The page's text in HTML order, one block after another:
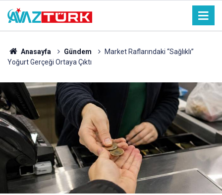
Anasayfa Gündem
Market Raflarındaki “Sağlıklı”
Yoğurt Gerçeği Ortaya Çıktı